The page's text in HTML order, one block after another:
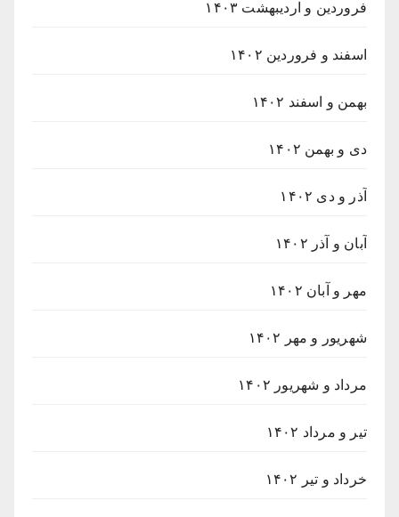
فروردین و اردیبهشت ۱۴۰۳
اسفند و فروردین ۱۴۰۲
بهمن و اسفند ۱۴۰۲
دی و بهمن ۱۴۰۲
آذر و دی ۱۴۰۲
آبان و آذر ۱۴۰۲
مهر و آبان ۱۴۰۲
شهریور و مهر ۱۴۰۲
مرداد و شهریور ۱۴۰۲
تیر و مرداد ۱۴۰۲
خرداد و تیر ۱۴۰۲